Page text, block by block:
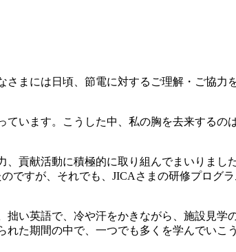
まには日頃、節電に対するご理解・ご協力
います。こうした中、私の胸を去来するの
貢献活動に積極的に取り組んでまいりました
ですが、それでも、JICAさまの研修プログ
い英語で、冷や汗をかきながら、施設見学
た期間の中で、一つでも多くを学んでいこ